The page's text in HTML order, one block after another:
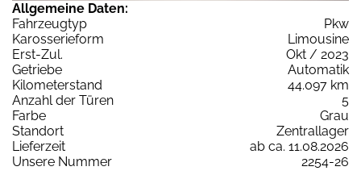
Allgemeine Daten:
Fahrzeugtyp
Pkw
Karosserieform
Limousine
Erst-Zul.
Okt / 2023
Getriebe
Automatik
Kilometerstand
44.097 km
Anzahl der Türen
5
Farbe
Grau
Standort
Zentrallager
Lieferzeit
ab ca. 11.08.2026
Unsere Nummer
2254-26